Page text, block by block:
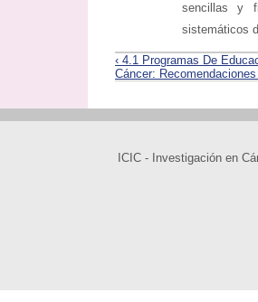
sencillas y
sistemáticos
‹ 4.1 Programas De
Cáncer: Recomendaciones
ICIC - Investigación en